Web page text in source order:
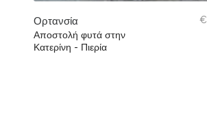
Ορτανσία
Αποστολή φυτά στην
Κατερίνη - Πιερία
€